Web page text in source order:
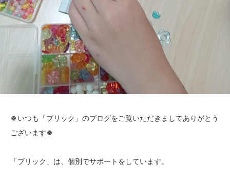
🍀いつも「ブリック」のブログをご覧いただきましてありがとう
ございます🍀
「ブリック」は、個別でサポートをしています。